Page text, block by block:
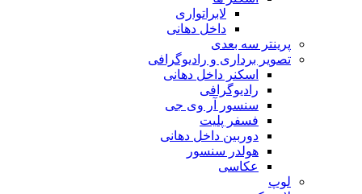
لابراتواری
داخل دهانی
پرینتر سه بعدی
تصویر برداری و رادیوگرافی
اسکنر داخل دهانی
رادیوگرافی
سنسور آر وی جی
فسفر پلیت
دوربین داخل دهانی
هولدر سنسور
عکاسی
لوپ